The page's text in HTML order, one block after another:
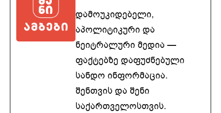
დამოუკიდებელი,
აპოლიტიკური და
ნეიტრალური მედია —
ფაქტებზე დაფუძნებული
სანდო ინფორმაცია.
შენთვის და შენი
საქართველოსთვის.